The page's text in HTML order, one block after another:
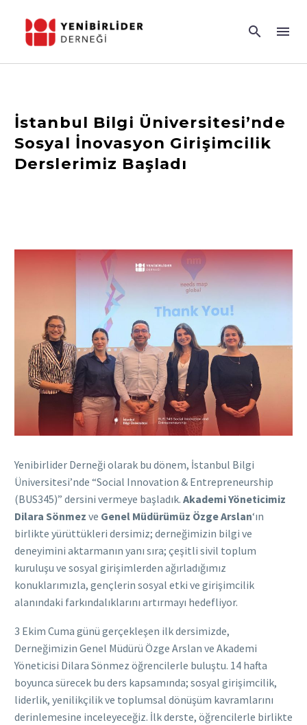
İstanbul Bilgi Üniversitesi’nde
Sosyal İnovasyon Girişimcilik
Derslerimiz Başladı
Yenibirlider Derneği olarak bu dönem, İstanbul Bilgi
Üniversitesi’nde “Social Innovation & Entrepreneurship
(BUS345)” dersini vermeye başladık. Akademi Yöneticimiz
Dilara Sönmez ve Genel Müdürümüz Özge Arslan‘ın
birlikte yürüttükleri dersimiz; derneğimizin bilgi ve
deneyimini aktarmanın yanı sıra; çeşitli sivil toplum
kuruluşu ve sosyal girişimlerden ağırladığımız
konuklarımızla, gençlerin sosyal etki ve girişimcilik
alanındaki farkındalıklarını artırmayı hedefliyor.
3 Ekim Cuma günü gerçekleşen ilk dersimizde,
Derneğimizin Genel Müdürü Özge Arslan ve Akademi
Yöneticisi Dilara Sönmez öğrencilerle buluştu. 14 hafta
boyunca sürecek bu ders kapsamında; sosyal girişimcilik,
liderlik, yenilikçilik ve toplumsal dönüşüm kavramlarını
derinlemesine inceleyeceğiz. İlk derste, öğrencilerle birlikte